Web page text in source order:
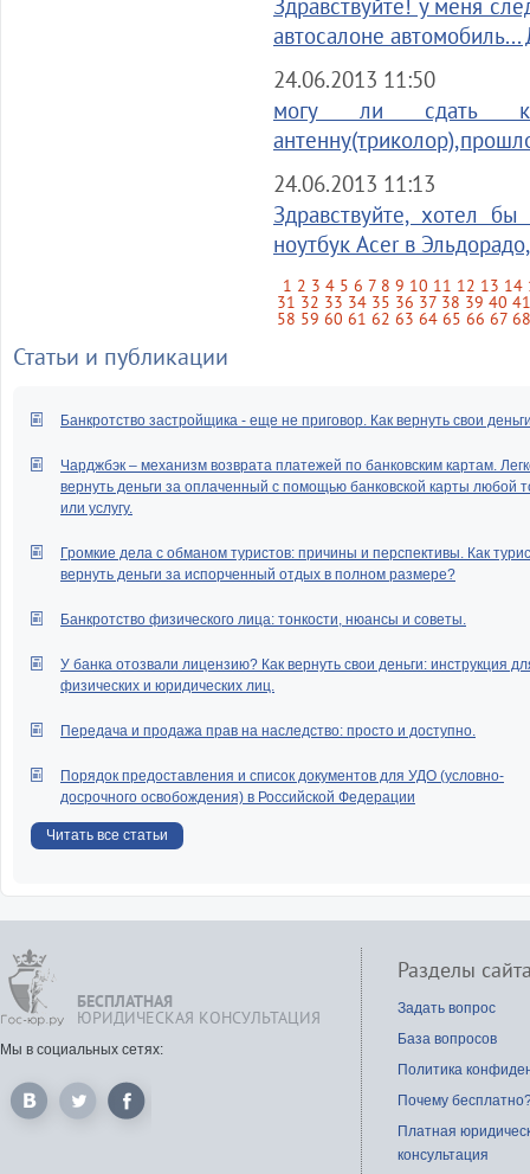
Здравствуйте! у меня
автосалоне
24.06.2013 11:50
могу ли сдать
24.06.2013 11:13
Здравствуйте, хотел
ноутбук Acer в
1 2 3 4 5 6 7 8 9 10 11 12 13 14
31 32 33 34 35 36 37 38 39 40
58 59 60 61 62 63 64 65 66 67 68
Статьи и публикации
Банкротство застройщика - еще не приговор. Как вернуть свои
Чарджбэк – механизм возврата платежей по банковским картам.
вернуть деньги за оплаченный с помощью банковской карты любой
или услугу.
Громкие дела с обманом туристов: причины и перспективы. Как
вернуть деньги за испорченный отдых в полном размере?
Банкротство физического лица: тонкости, нюансы и советы.
У банка отозвали лицензию? Как вернуть свои деньги: инструкция
физических и юридических лиц.
Передача и продажа прав на наследство: просто и доступно.
Порядок предоставления и список документов для УДО (условно-
досрочного освобождения) в Российской Федерации
Читать все статьи
БЕСПЛАТНАЯ
ЮРИДИЧЕСКАЯ КОНСУЛЬТАЦИЯ
Мы в социальных сетях:
Разделы
Задать вопрос
База вопросов
Политика
Почему
Платная
консультация